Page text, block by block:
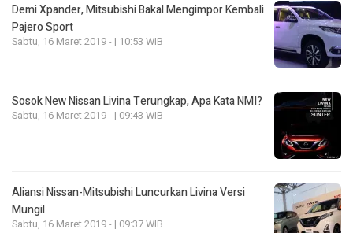
Demi Xpander, Mitsubishi Bakal Mengimpor Kembali
Pajero Sport
Sabtu, 16 Maret 2019 - | 10:53 WIB
Sosok New Nissan Livina Terungkap, Apa Kata NMI?
Sabtu, 16 Maret 2019 - | 09:43 WIB
Aliansi Nissan-Mitsubishi Luncurkan Livina Versi
Mungil
Sabtu, 16 Maret 2019 - | 09:37 WIB